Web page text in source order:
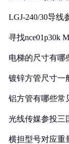
LGJ-240/30导线
寻找nce01p30k
电梯的尺寸有哪
镀锌方管尺寸一
铝方管有哪些常
光线传媒参投三
横担型号对应重